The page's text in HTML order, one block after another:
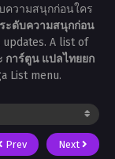
ความสนุกก่อนใคร
ะดับความสนุกก่อน
A list of
การ์ตูน แปลไทยยก
List menu.
Prev Next